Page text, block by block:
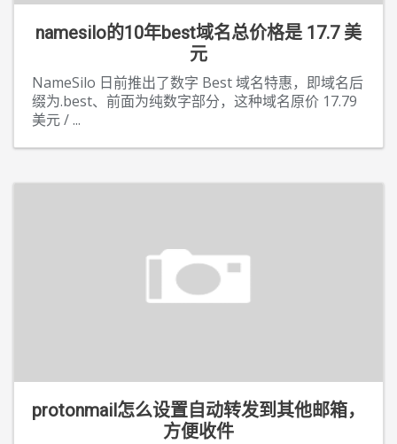
namesilo的10年best域名总价格是 17.7 美
元
NameSilo 日前推出了数字 Best 域名特惠，即域名后
缀为.best、前面为纯数字部分，这种域名原价 17.79
美元 /...
protonmail怎么设置自动转发到其他邮箱，
方便收件